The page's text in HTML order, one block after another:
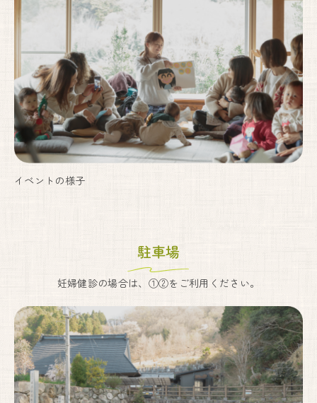
イベントの様子
駐車場
妊婦健診の場合は、①②をご利用ください。